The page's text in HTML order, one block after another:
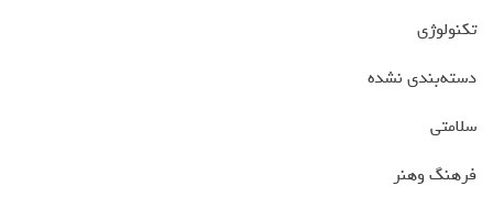
تکنولوژی
دسته‌بندی نشده
سلامتی
فرهنگ وهنر